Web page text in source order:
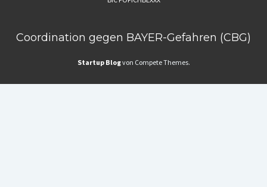
Coordination gegen BAYER-Gefahren (CBG)
Startup Blogvon Compete Themes.